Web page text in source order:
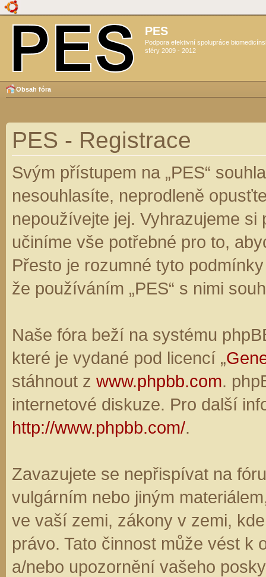
PES
Podpora efektivní spolupráce
sféry 2009 - 2012
Obsah fóra
PES - Registrace
Svým přístupem na „PES“
nesouhlasíte, neprodleně
nepoužívejte jej. Vyhrazujeme
učiníme vše potřebné pro to,
Přesto je rozumné tyto
že používáním „PES“ s nimi
Naše fóra beží na systému
které je vydané pod licencí „
stáhnout z www.phpbb.com.
internetové diskuze. Pro další
http://www.phpbb.com/.
Zavazujete se nepřispívat na
vulgárním nebo jiným
ve vaší zemi, zákony v zemi,
právo. Tato činnost může vést k
a/nebo upozornění vašeho